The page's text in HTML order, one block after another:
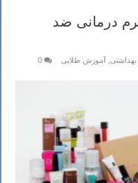
درمانی ضد
آموزش طلایی
0